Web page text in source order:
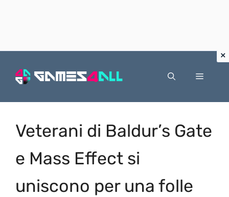
Menu
Veterani di Baldur’s Gate
e Mass Effect si
uniscono per una folle